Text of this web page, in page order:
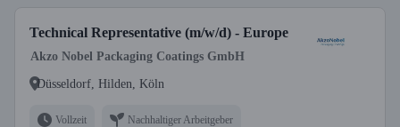
Technical Representative (m/w/d) - Europe
Akzo Nobel Packaging Coatings GmbH
Düsseldorf, Hilden, Köln
Vollzeit Nachhaltiger Arbeitgeber